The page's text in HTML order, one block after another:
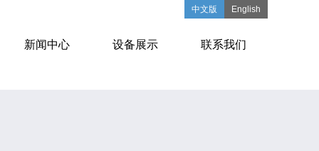
新闻中心 设备展示 联系我们
中文版 English